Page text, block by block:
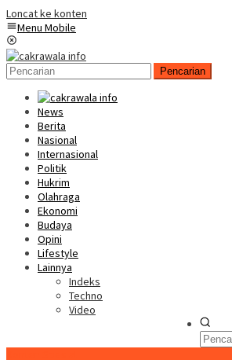
Loncat ke konten
Menu Mobile
Pencarian
News
Berita
Nasional
Internasional
Politik
Hukrim
Olahraga
Ekonomi
Budaya
Opini
Lifestyle
Lainnya
Indeks
Techno
Video